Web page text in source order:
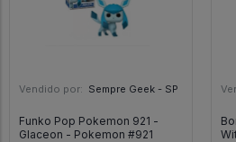
Vendido por: Sempre Geek - SP
Funko Pop Pokemon 921 -
Glaceon - Pokemon #921